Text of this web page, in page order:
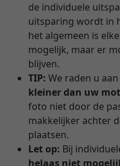
de individuele
uitsparing wordt in
het algemeen is
mogelijk, maar er
blijven.
TIP: We raden u aan
kleiner dan uw
foto niet door de
makkelijker achter
plaatsen.
Let op: Bij
helaas niet